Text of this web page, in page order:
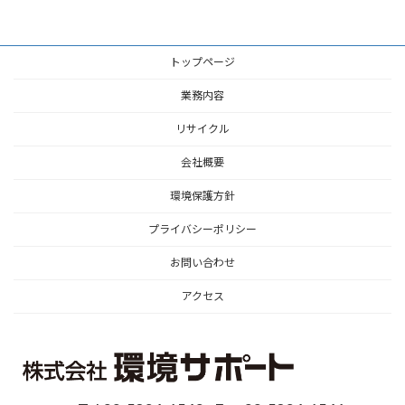
トップページ
業務内容
リサイクル
会社概要
環境保護方針
プライバシーポリシー
お問い合わせ
アクセス